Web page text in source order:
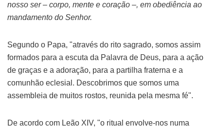
nosso ser – corpo, mente e coração –, em obediência ao
mandamento do Senhor.
Segundo o Papa, "através do rito sagrado, somos assim
formados para a escuta da Palavra de Deus, para a ação
de graças e a adoração, para a partilha fraterna e a
comunhão eclesial. Descobrimos que somos uma
assembleia de muitos rostos, reunida pela mesma fé".
De acordo com Leão XIV, "o ritual envolve-nos numa